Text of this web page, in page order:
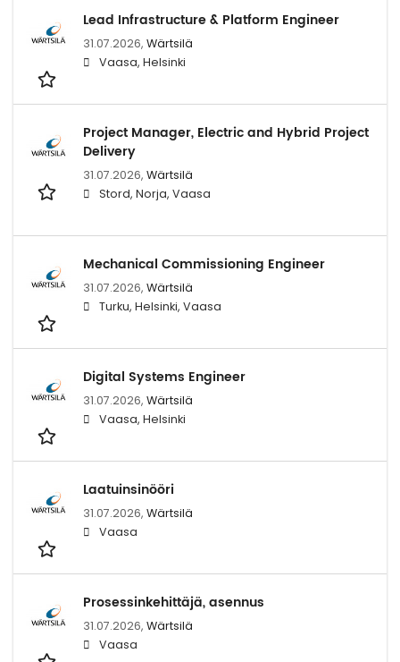
Lead Infrastructure & Platform Engineer
31.07.2026, Wärtsilä
Vaasa, Helsinki
Project Manager, Electric and Hybrid Project
Delivery
31.07.2026, Wärtsilä
Stord, Norja, Vaasa
Mechanical Commissioning Engineer
31.07.2026, Wärtsilä
Turku, Helsinki, Vaasa
Digital Systems Engineer
31.07.2026, Wärtsilä
Vaasa, Helsinki
Laatuinsinööri
31.07.2026, Wärtsilä
Vaasa
Prosessinkehittäjä, asennus
31.07.2026, Wärtsilä
Vaasa